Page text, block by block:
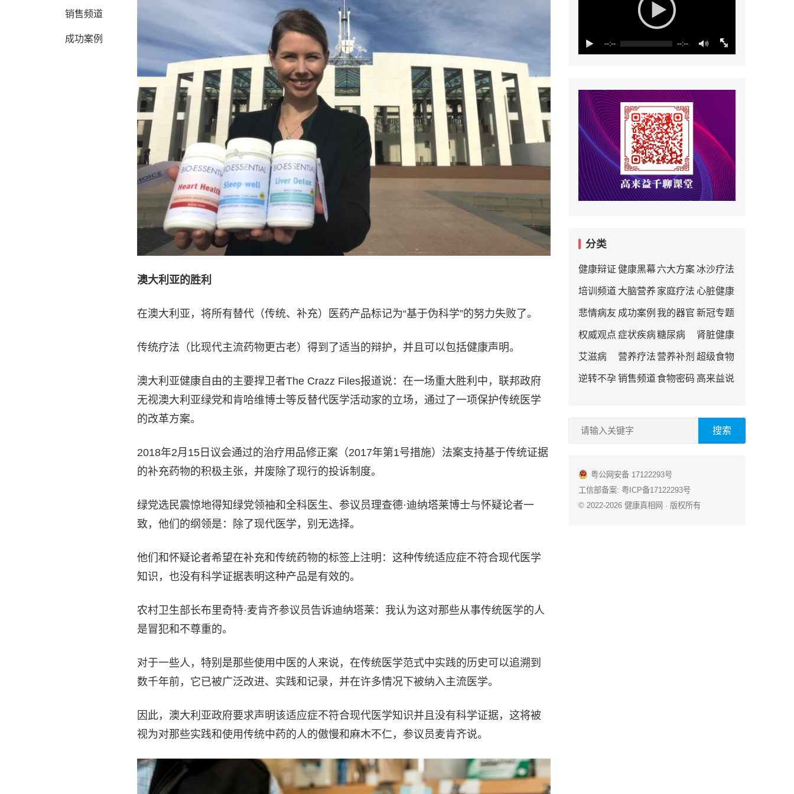
销售频道
成功案例
澳大利亚的胜利
在澳大利亚，将所有替代（传统、补充）医药产品标记为“基于伪科学”的努力失败了。
传统疗法（比现代主流药物更古老）得到了适当的辩护，并且可以包括健康声明。
澳大利亚健康自由的主要捍卫者The Crazz Files报道说：在一场重大胜利中，联邦政府
无视澳大利亚绿党和肯哈维博士等反替代医学活动家的立场，通过了一项保护传统医学
的改革方案。
2018年2月15日议会通过的治疗用品修正案（2017年第1号措施）法案支持基于传统证据
的补充药物的积极主张，并废除了现行的投诉制度。
绿党选民震惊地得知绿党领袖和全科医生、参议员理查德·迪纳塔莱博士与怀疑论者一
致，他们的纲领是：除了现代医学，别无选择。
他们和怀疑论者希望在补充和传统药物的标签上注明：这种传统适应症不符合现代医学
知识，也没有科学证据表明这种产品是有效的。
农村卫生部长布里奇特·麦肯齐参议员告诉迪纳塔莱：我认为这对那些从事传统医学的人
是冒犯和不尊重的。
对于一些人，特别是那些使用中医的人来说，在传统医学范式中实践的历史可以追溯到
数千年前，它已被广泛改进、实践和记录，并在许多情况下被纳入主流医学。
因此，澳大利亚政府要求声明该适应症不符合现代医学知识并且没有科学证据，这将被
视为对那些实践和使用传统中药的人的傲慢和麻木不仁，参议员麦肯齐说。
--:-- --:--
分类
健康辩证 健康黑幕 六大方案冰沙疗法
培训频道 大脑营养 家庭疗法 心脏健康
悲情病友 成功案例 我的器官 新冠专题
权威观点 症状疾病糖尿病 肾脏健康
艾滋病 营养疗法 营养补剂 超级食物
逆转不孕销售频道食物密码 高来益说
搜索
粤公网安备 17122293号
工信部备案: 粤ICP备17122293号
© 2022-2026 健康真相网 · 版权所有